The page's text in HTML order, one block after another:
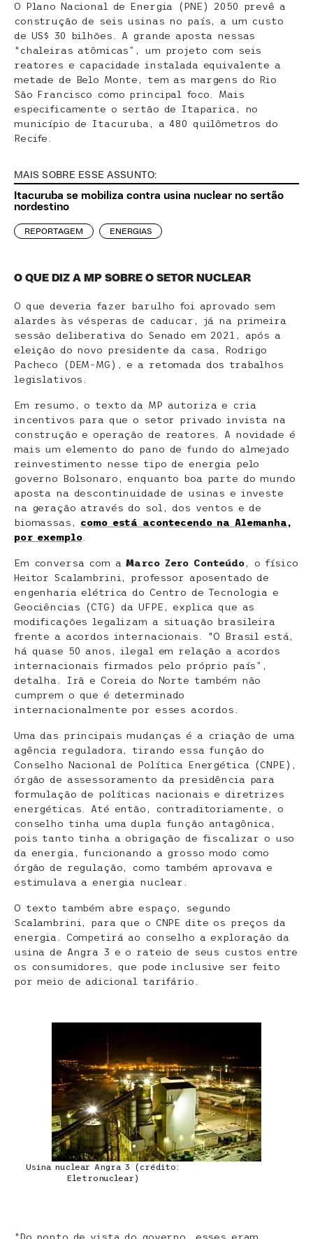
O Plano Nacional de Energia (PNE) 2050 prevê a
construção de seis usinas no país, a um custo
de US$ 30 bilhões. A grande aposta nessas
“chaleiras atômicas”, um projeto com seis
reatores e capacidade instalada equivalente a
metade de Belo Monte, tem as margens do Rio
São Francisco como principal foco. Mais
especificamente o sertão de Itaparica, no
município de Itacuruba, a 480 quilômetros do
Recife.
MAIS SOBRE ESSE ASSUNTO:
Itacuruba se mobiliza contra usina nuclear no sertão
nordestino
REPORTAGEM ENERGIAS
O QUE DIZ A MP SOBRE O SETOR NUCLEAR
O que deveria fazer barulho foi aprovado sem
alardes às vésperas de caducar, já na primeira
sessão deliberativa do Senado em 2021, após a
eleição do novo presidente da casa, Rodrigo
Pacheco (DEM-MG), e a retomada dos trabalhos
legislativos.
Em resumo, o texto da MP autoriza e cria
incentivos para que o setor privado invista na
construção e operação de reatores. A novidade é
mais um elemento do pano de fundo do almejado
reinvestimento nesse tipo de energia pelo
governo Bolsonaro, enquanto boa parte do mundo
aposta na descontinuidade de usinas e investe
na geração através do sol, dos ventos e de
biomassas, como está acontecendo na Alemanha,
por exemplo.
Em conversa com aMarco Zero Conteúdo, o físico
Heitor Scalambrini, professor aposentado de
engenharia elétrica do Centro de Tecnologia e
Geociências (CTG) da UFPE, explica que as
modificações legalizam a situação brasileira
frente a acordos internacionais. “O Brasil está,
há quase 50 anos, ilegal em relação a acordos
internacionais firmados pelo próprio país”,
detalha. Irã e Coreia do Norte também não
cumprem o que é determinado
internacionalmente por esses acordos.
Uma das principais mudanças é a criação de uma
agência reguladora, tirando essa função do
Conselho Nacional de Política Energética (CNPE),
órgão de assessoramento da presidência para
formulação de políticas nacionais e diretrizes
energéticas. Até então, contraditoriamente, o
conselho tinha uma dupla função antagônica,
pois tanto tinha a obrigação de fiscalizar o uso
da energia, funcionando a grosso modo como
órgão de regulação, como também aprovava e
estimulava a energia nuclear.
O texto também abre espaço, segundo
Scalambrini, para que o CNPE dite os preços da
energia. Competirá ao conselho a exploração da
usina de Angra 3 e o rateio de seus custos entre
os consumidores, que pode inclusive ser feito
por meio de adicional tarifário.
Usina nuclear Angra 3 (crédito:
Eletronuclear)